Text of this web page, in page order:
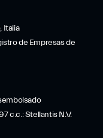
Italia
de Empresas de
c.c.: Stellantis N.V.